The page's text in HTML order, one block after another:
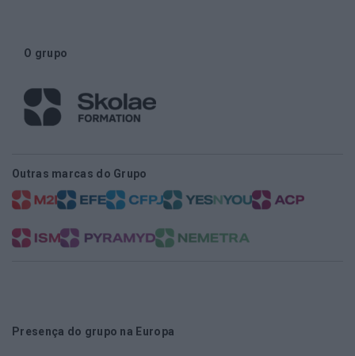
O grupo
Outras marcas do Grupo
Presença do grupo na Europa